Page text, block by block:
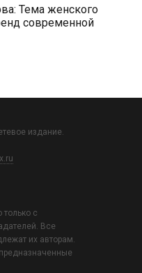
Тема женского
современной
издание.
с
Все
их авторам.